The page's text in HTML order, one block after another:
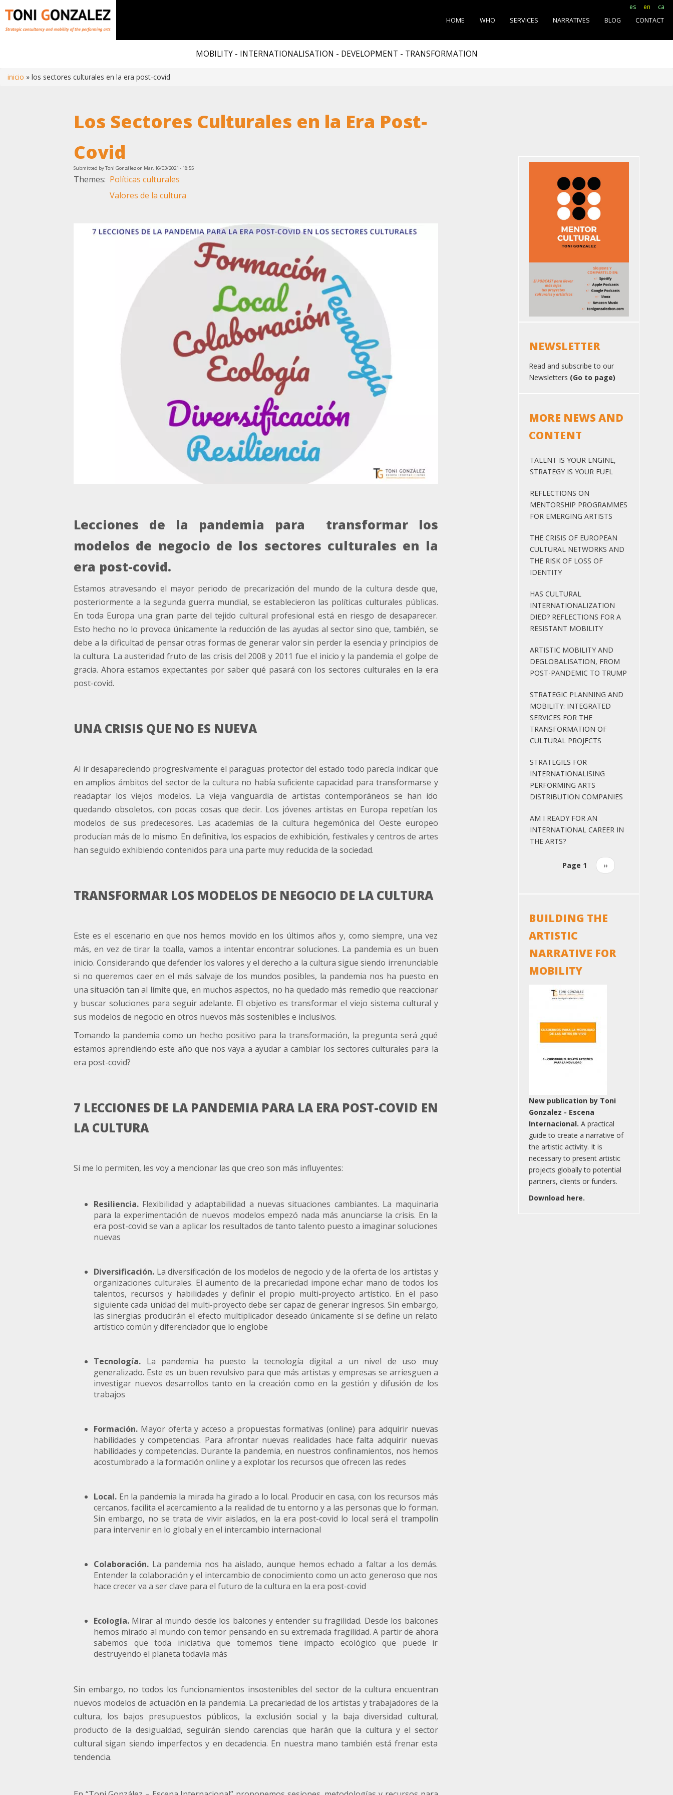
content
MOBILITY - INTERNATIONALISATION - DEVELOPMENT - TRANSFORMATION
HOME WHO SERVICES NARRATIVES BLOG CONTACT
inicio los sectores culturales en la era post-covid
es en ca
Los Sectores Culturales en la Era Post-
Covid
Submitted byToni Gonzálezon Mar, 16/03/2021 - 18:55
Themes Políticas culturales
Valores de la cultura
Lecciones de la pandemia para transformar los
modelos de negocio de los sectores culturales en la
era post-covid.
Estamos atravesando el mayor periodo de precarización del mundo de la cultura desde que,
posteriormente a la segunda guerra mundial, se establecieron las políticas culturales públicas.
En toda Europa una gran parte del tejido cultural profesional está en riesgo de desaparecer.
Esto hecho no lo provoca únicamente la reducción de las ayudas al sector sino que, también, se
debe a la dificultad de pensar otras formas de generar valor sin perder la esencia y principios de
la cultura. La austeridad fruto de las crisis del 2008 y 2011 fue el inicio y la pandemia el golpe de
gracia. Ahora estamos expectantes por saber qué pasará con los sectores culturales en la era
post-covid.
UNA CRISIS QUE NO ES NUEVA
Al ir desapareciendo progresivamente el paraguas protector del estado todo parecía indicar que
en amplios ámbitos del sector de la cultura no había suficiente capacidad para transformarse y
readaptar los viejos modelos. La vieja vanguardia de artistas contemporáneos se han ido
quedando obsoletos, con pocas cosas que decir. Los jóvenes artistas en Europa repetían los
modelos de sus predecesores. Las academias de la cultura hegemónica del Oeste europeo
producían más de lo mismo. En definitiva, los espacios de exhibición, festivales y centros de artes
han seguido exhibiendo contenidos para una parte muy reducida de la sociedad.
TRANSFORMAR LOS MODELOS DE NEGOCIO DE LA CULTURA
Este es el escenario en que nos hemos movido en los últimos años y, como siempre, una vez
más, en vez de tirar la toalla, vamos a intentar encontrar soluciones. La pandemia es un buen
inicio. Considerando que defender los valores y el derecho a la cultura sigue siendo irrenunciable
si no queremos caer en el más salvaje de los mundos posibles, la pandemia nos ha puesto en
una situación tan al límite que, en muchos aspectos, no ha quedado más remedio que reaccionar
y buscar soluciones para seguir adelante. El objetivo es transformar el viejo sistema cultural y
sus modelos de negocio en otros nuevos más sostenibles e inclusivos.
Tomando la pandemia como un hecho positivo para la transformación, la pregunta será ¿qué
estamos aprendiendo este año que nos vaya a ayudar a cambiar los sectores culturales para la
era post-covid?
7 LECCIONES DE LA PANDEMIA PARA LA ERA POST-COVID EN
LA CULTURA
Si me lo permiten, les voy a mencionar las que creo son más influyentes:
Resiliencia. Flexibilidad y adaptabilidad a nuevas situaciones cambiantes. La maquinaria
para la experimentación de nuevos modelos empezó nada más anunciarse la crisis. En la
era post-covid se van a aplicar los resultados de tanto talento puesto a imaginar soluciones
nuevas
Diversificación. La diversificación de los modelos de negocio y de la oferta de los artistas y
organizaciones culturales. El aumento de la precariedad impone echar mano de todos los
talentos, recursos y habilidades y definir el propio multi-proyecto artístico. En el paso
siguiente cada unidad del multi-proyecto debe ser capaz de generar ingresos. Sin embargo,
las sinergias producirán el efecto multiplicador deseado únicamente si se define un relato
artístico común y diferenciador que lo englobe
Tecnología. La pandemia ha puesto la tecnología digital a un nivel de uso muy
generalizado. Este es un buen revulsivo para que más artistas y empresas se arriesguen a
investigar nuevos desarrollos tanto en la creación como en la gestión y difusión de los
trabajos
Formación. Mayor oferta y acceso a propuestas formativas (online) para adquirir nuevas
habilidades y competencias. Para afrontar nuevas realidades hace falta adquirir nuevas
habilidades y competencias. Durante la pandemia, en nuestros confinamientos, nos hemos
acostumbrado a la formación online y a explotar los recursos que ofrecen las redes
Local. En la pandemia la mirada ha girado a lo local. Producir en casa, con los recursos más
cercanos, facilita el acercamiento a la realidad de tu entorno y a las personas que lo forman.
Sin embargo, no se trata de vivir aislados, en la era post-covid lo local será el trampolín
para intervenir en lo global y en el intercambio internacional
Colaboración. La pandemia nos ha aislado, aunque hemos echado a faltar a los demás.
Entender la colaboración y el intercambio de conocimiento como un acto generoso que nos
hace crecer va a ser clave para el futuro de la cultura en la era post-covid
Ecología. Mirar al mundo desde los balcones y entender su fragilidad. Desde los balcones
hemos mirado al mundo con temor pensando en su extremada fragilidad. A partir de ahora
sabemos que toda iniciativa que tomemos tiene impacto ecológico que puede ir
destruyendo el planeta todavía más
Sin embargo, no todos los funcionamientos insostenibles del sector de la cultura encuentran
nuevos modelos de actuación en la pandemia. La precariedad de los artistas y trabajadores de la
cultura, los bajos presupuestos públicos, la exclusión social y la baja diversidad cultural,
producto de la desigualdad, seguirán siendo carencias que harán que la cultura y el sector
cultural sigan siendo imperfectos y en decadencia. En nuestra mano también está frenar esta
tendencia.
NEWSLETTER
Read and subscribe to our
Newsletters (Go to page)
MORE NEWS AND
CONTENT
TALENT IS YOUR ENGINE,
STRATEGY IS YOUR FUEL
REFLECTIONS ON
MENTORSHIP PROGRAMMES
FOR EMERGING ARTISTS
THE CRISIS OF EUROPEAN
CULTURAL NETWORKS AND
THE RISK OF LOSS OF
IDENTITY
HAS CULTURAL
INTERNATIONALIZATION
DIED? REFLECTIONS FOR A
RESISTANT MOBILITY
ARTISTIC MOBILITY AND
DEGLOBALISATION, FROM
POST-PANDEMIC TO TRUMP
STRATEGIC PLANNING AND
MOBILITY: INTEGRATED
SERVICES FOR THE
TRANSFORMATION OF
CULTURAL PROJECTS
STRATEGIES FOR
INTERNATIONALISING
PERFORMING ARTS
DISTRIBUTION COMPANIES
AM I READY FOR AN
INTERNATIONAL CAREER IN
THE ARTS?
Pagination
Page 1
Next
page
››
BUILDING THE
ARTISTIC
NARRATIVE FOR
MOBILITY
New publication by Toni
Gonzalez - Escena
Internacional. A practical
guide to create a narrative of
the artistic activity. It is
necessary to present artistic
projects globally to potential
partners, clients or funders.
Download here.